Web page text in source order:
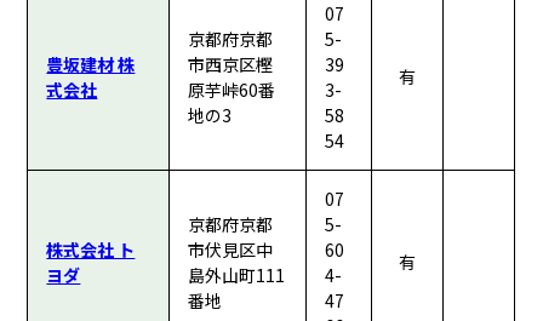
豊坂建材 株
式会社
京都府京都
市西京区樫
原芋峠60番
地の3
07
5-
39
3-
58
54
有
株式会社 ト
ヨダ
京都府京都
市伏見区中
島外山町111
番地
07
5-
60
4-
47
有